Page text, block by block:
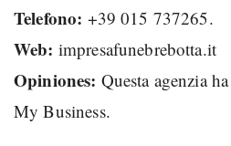
Telefono: +39 015 737265.
Web: impresafunebrebotta.it
Opiniones: Questa agenzia
My Business.